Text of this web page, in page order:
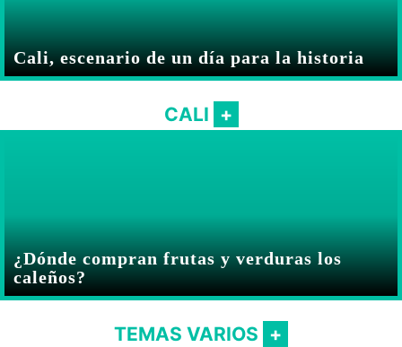
Cali, escenario de un día para la historia
CALI
¿Dónde compran frutas y verduras los
caleños?
TEMAS VARIOS